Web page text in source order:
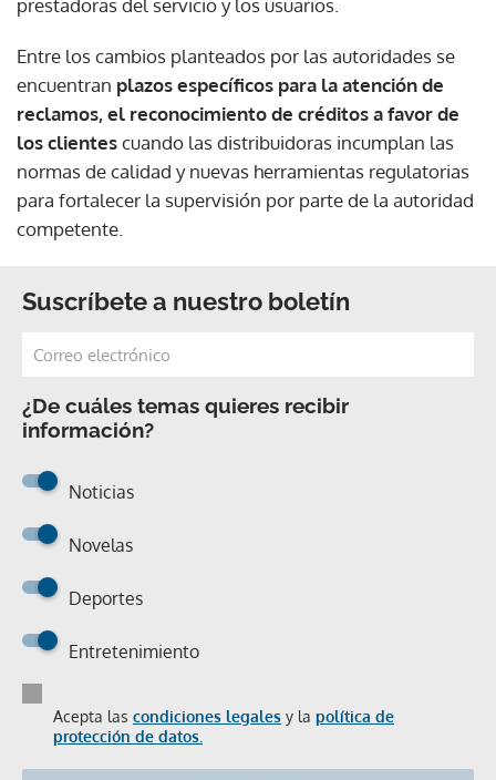
prestadoras del servicio y los usuarios.
Entre los cambios planteados por las autoridades se
encuentran plazos específicos para la atención de
reclamos, el reconocimiento de créditos a favor de
los clientescuando las distribuidoras incumplan las
normas de calidad y nuevas herramientas regulatorias
para fortalecer la supervisión por parte de la autoridad
competente.
Suscríbete a nuestro boletín
¿De cuáles temas quieres recibir
información?
Noticias
Novelas
Deportes
Entretenimiento
Acepta las condiciones legales y la política de
protección de datos.